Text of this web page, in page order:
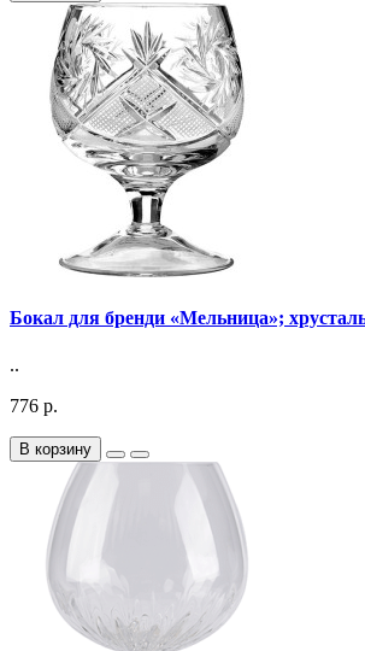
Бокал для бренди «Мельница»;
..
776 р.
В корзину